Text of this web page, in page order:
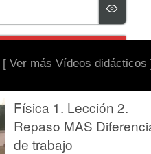
[ Ver más Vídeos didácticos
Física 1. Lección 2.
Repaso MAS
de trabajo